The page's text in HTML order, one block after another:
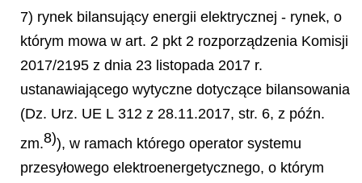
7) rynek bilansujący energii elektrycznej - rynek, o
którym mowa w art. 2 pkt 2 rozporządzenia Komisji
2017/2195 z dnia 23 listopada 2017 r.
ustanawiającego wytyczne dotyczące bilansowania
(Dz. Urz. UE L 312 z 28.11.2017, str. 6, z późn.
zm.8)), w ramach którego operator systemu
przesyłowego elektroenergetycznego, o którym